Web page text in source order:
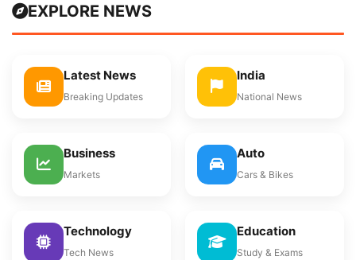
EXPLORE NEWS
Latest News
Breaking Updates
India
National News
Business
Markets
Auto
Cars & Bikes
Technology
Tech News
Education
Study & Exams